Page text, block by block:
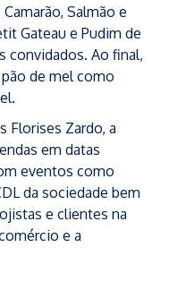
Salmão e
Gateau e Pudim de
convidados. Ao final,
de mel como
Florises Zardo, a
em datas
eventos como
da sociedade bem
e clientes na
e a